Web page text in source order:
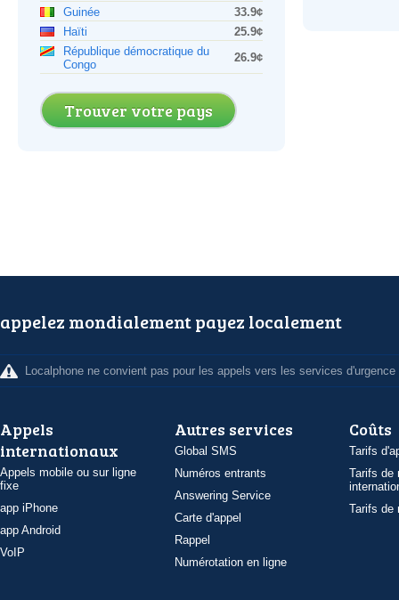
Guinée
33.9¢
Haïti
25.9¢
République démocratique du
Congo
26.9¢
Trouver votre pays
appelez mondialement payez localement
Localphone ne convient pas pour les appels vers les services d'urgence
Appels
internationaux
Appels mobile ou sur ligne
fixe
app iPhone
app Android
VoIP
Autres services
Global SMS
Numéros entrants
Answering Service
Carte d'appel
Rappel
Numérotation en ligne
Coûts
Tarifs
Tarifs de
Tarifs de